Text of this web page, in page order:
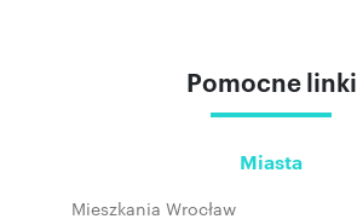
Pomocne linki
Miasta
Mieszkania Wrocław